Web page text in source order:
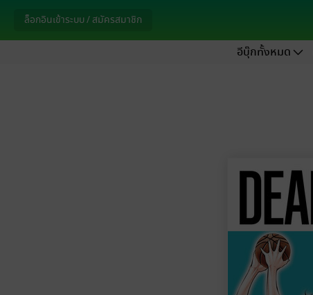
ล็อกอินเข้าระบบ / สมัครสมาชิก
อีบุ๊กทั้งหมด